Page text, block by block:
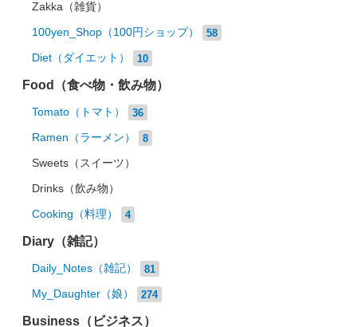
Zakka（雑貨）
100yen_Shop（100円ショップ） 58
Diet（ダイエット） 10
Food（食べ物・飲み物）
Tomato（トマト） 36
Ramen（ラーメン） 8
Sweets（スイーツ）
Drinks（飲み物）
Cooking（料理） 4
Diary（雑記）
Daily_Notes（雑記） 81
My_Daughter（娘） 274
Business（ビジネス）